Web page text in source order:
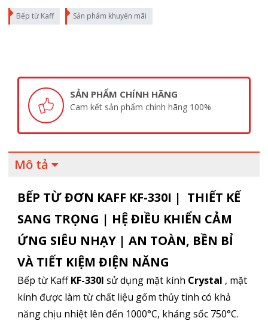
Bếp từ Kaff Sản phẩm khuyến mãi
SẢN PHẨM CHÍNH HÃNG
Cam kết sản phẩm chính hãng 100%
Mô tả
BẾP TỪ ĐƠN KAFF KF-330I | THIẾT KẾ
SANG TRỌNG | HỆ ĐIỀU KHIỂN CẢM
ỨNG SIÊU NHẠY | AN TOÀN, BỀN BỈ
VÀ TIẾT KIỆM ĐIỆN NĂNG
Bếp từ KaffKF-330I sử dụng mặt kính Crystal , mặt
kính được làm từ chất liệu gốm thủy tinh có khả
năng chịu nhiệt lên đến 1000°C, kháng sốc 750°C.